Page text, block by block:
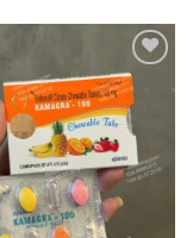
Add to
wishlist